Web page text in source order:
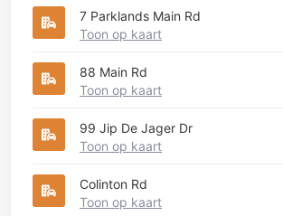
7 Parklands Main Rd
Toon op kaart
88 Main Rd
Toon op kaart
99 Jip De Jager Dr
Toon op kaart
Colinton Rd
Toon op kaart